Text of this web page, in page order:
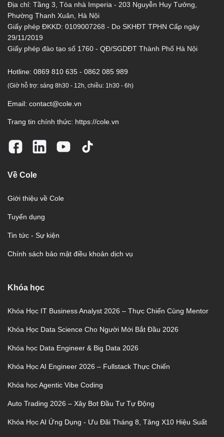
Địa chỉ: Tầng 3, Tòa nhà Imperia - 203 Nguyễn Huy Tưởng,
Phường Thanh Xuân, Hà Nội
Giấy phép ĐKKD: 0109007268 - Do SKHĐT TPHN Cấp ngày
29/11/2019
Giấy phép đào tạo số 1760 - QĐ/SGDĐT Thành Phố Hà Nội
Hotline: 0869 810 635 - 0862 085 989
(Giờ hỗ trợ: sáng 8h30 - 12h, chiều: 1h30 - 6h)
Email: contact@cole.vn
Trang tin chính thức: https://cole.vn
Về Cole
Giới thiệu về Cole
Tuyển dụng
Tin tức - Sự kiện
Chính sách bảo mật điều khoản dịch vụ
Khóa học
Khóa Học IT Business Analyst 2026 – Thực Chiến Cùng Mentor
Khóa Học Data Science Cho Người Mới Bắt Đầu 2026
Khóa học Data Engineer & Big Data 2026
Khóa Học AI Engineer 2026 – Fullstack Thực Chiến
Khóa học Agentic Vibe Coding
Auto Trading 2026 – Xây Bot Đầu Tư Tự Động
Khóa Học AI Ứng Dụng - Ưu Đãi Tháng 8, Tăng X10 Hiệu Suất